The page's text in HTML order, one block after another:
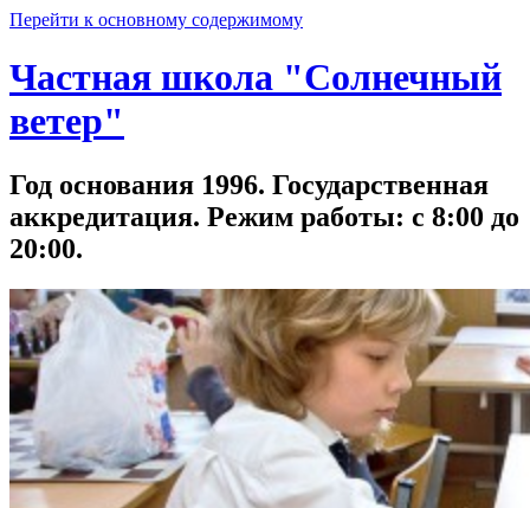
Перейти к основному содержимому
Частная школа "Солнечный
ветер"
Год основания 1996. Государственная
аккредитация. Режим работы: с 8:00 до
20:00.